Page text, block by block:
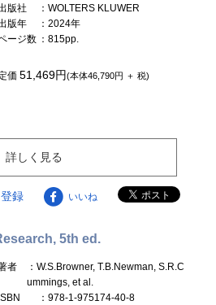
版社
：WOLTERS KLUWER
版年
：2024年
ージ数 ：815pp.
価51,469円(本体46,790円 ＋ 税)
詳しく見る
録 いいね
5th ed.
者
：W.S.Browner, T.B.Newman, S.R.C
ummings, et al.
ISBN
：978-1-975174-40-8